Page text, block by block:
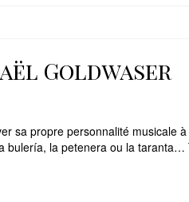
Goldwaser
sa propre personnalité musicale
bulería, la petenera ou la